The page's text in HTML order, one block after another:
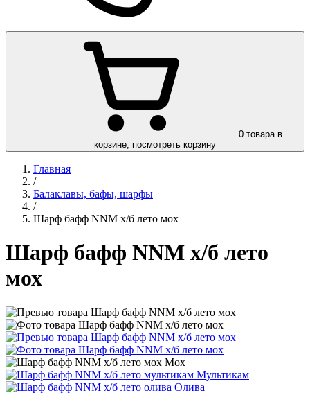
0 товара в
корзине, посмотреть корзину
Главная
/
Балаклавы, бафы, шарфы
/
Шарф бафф NNM х/б лето мох
Шарф бафф NNM х/б лето
мох
Мох
Мультикам
Олива